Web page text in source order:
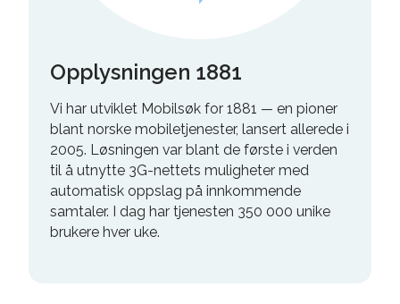
Opplysningen 1881
Vi har utviklet Mobilsøk for 1881 — en pioner
blant norske mobiletjenester, lansert allerede i
2005. Løsningen var blant de første i verden
til å utnytte 3G-nettets muligheter med
automatisk oppslag på innkommende
samtaler. I dag har tjenesten 350 000 unike
brukere hver uke.